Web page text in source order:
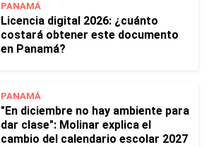
PANAMÁ
Licencia digital 2026: ¿cuánto
costará obtener este documento
en Panamá?
PANAMÁ
"En diciembre no hay ambiente para
dar clase": Molinar explica el
cambio del calendario escolar 2027